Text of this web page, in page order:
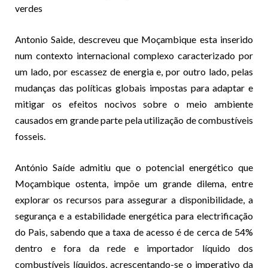
verdes
Antonio Saide, descreveu que Moçambique esta inserido
num contexto internacional complexo caracterizado por
um lado, por escassez de energia e, por outro lado, pelas
mudanças das políticas globais impostas para adaptar e
mitigar os efeitos nocivos sobre o meio ambiente
causados em grande parte pela utilização de combustíveis
fosseis.
António Saíde admitiu que o potencial energético que
Moçambique ostenta, impõe um grande dilema, entre
explorar os recursos para assegurar a disponibilidade, a
segurança e a estabilidade energética para electrificação
do Pais, sabendo que a taxa de acesso é de cerca de 54%
dentro e fora da rede e importador líquido dos
combustíveis líquidos, acrescentando-se o imperativo da